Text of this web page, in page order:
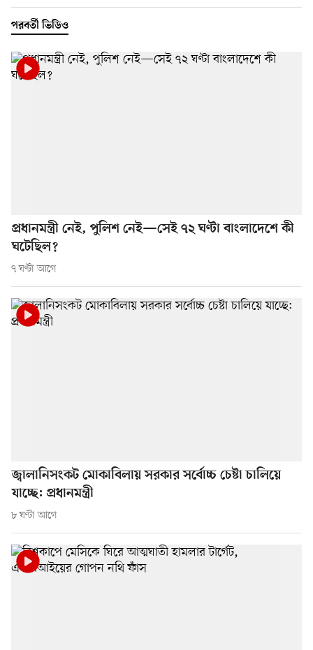
পরবর্তী ভিডিও
প্রধানমন্ত্রী নেই, পুলিশ নেই—সেই ৭২ ঘণ্টা বাংলাদেশে কী
ঘটেছিল?
৭ ঘণ্টা আগে
জ্বালানিসংকট মোকাবিলায় সরকার সর্বোচ্চ চেষ্টা চালিয়ে
যাচ্ছে: প্রধানমন্ত্রী
৮ ঘণ্টা আগে